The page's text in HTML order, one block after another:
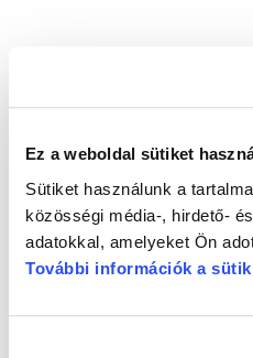
Ez a weboldal sütiket
Sütiket használunk a
közösségi média-, hirdető-
adatokkal, amelyeket Ön
További információk a